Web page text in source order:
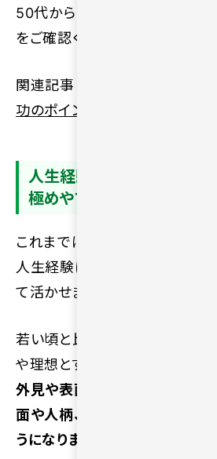
50代からの恋愛を成功させたい
をご確認ください。
関連記事：
功のポイントやパートナーの見
人生経験があるから価値観
極めやすい
これまでに仕事や家庭を通じて
人生経験は、これからの相手選
て活かせます。
若い頃と比べて、自分がどうし
や理想とする関係性が明確にな
外見や表面的な条件だけに惑わ
面や人柄、お互いの相性をじっ
うになります。